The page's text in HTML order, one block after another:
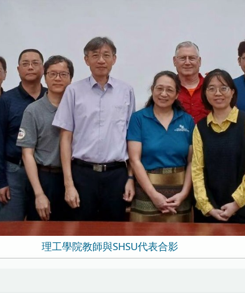
理工學院教師與SHSU代表合影